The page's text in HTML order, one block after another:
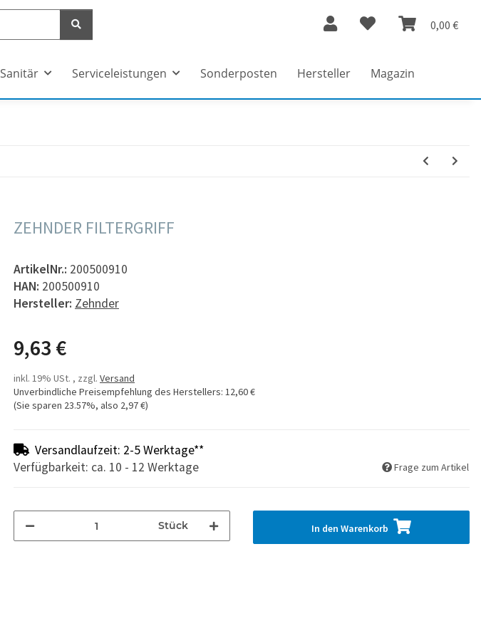
0,00 €
Sanitär Serviceleistungen Sonderposten Hersteller Magazin
ZEHNDER FILTERGRIFF
ArtikelNr.: 200500910
HAN: 200500910
Hersteller: Zehnder
9,63 €
inkl. 19% USt. , zzgl. Versand
Unverbindliche Preisempfehlung des Herstellers: 12,60 €
(Sie sparen 23.57%, also 2,97 €)
Versandlaufzeit: 2-5 Werktage**
Verfügbarkeit: ca. 10 - 12 Werktage
Frage zum Artikel
Stück In den Warenkorb